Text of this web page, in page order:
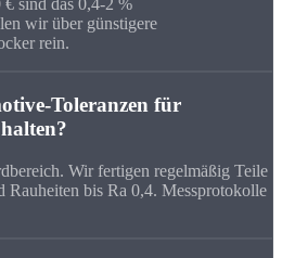
sind das 0,4-2 %
wir über günstigere
rein.
Toleranzen für
Wir fertigen regelmäßig Teile
bis Ra 0,4. Messprotokolle